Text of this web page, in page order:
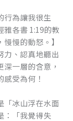
行為讓我很生
雅各書 1:19的教
慢的動怒。】
力、認真地聽出
一層的含意，
受為何！
「冰山浮在水面
：「我覺得失